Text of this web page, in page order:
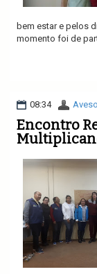
bem estar e pelos
momento foi de
08:34
Encontro